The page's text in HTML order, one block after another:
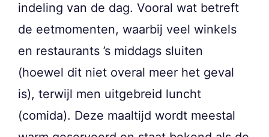
indeling van de dag. Vooral wat betreft
de eetmomenten, waarbij veel winkels
en restaurants ’s middags sluiten
(hoewel dit niet overal meer het geval
is), terwijl men uitgebreid luncht
(comida). Deze maaltijd wordt meestal